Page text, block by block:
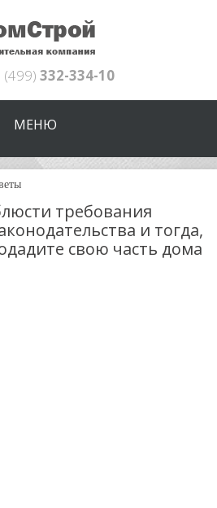
(499) 332-334-10
МЕНЮ
требования
и тогда,
свою часть дома